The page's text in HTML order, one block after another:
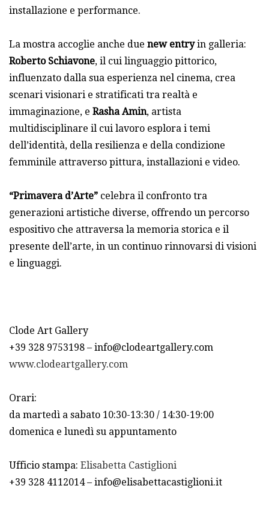
installazione e performance.
La mostra accoglie anche due new entryin galleria:
Roberto Schiavone, il cui linguaggio pittorico,
influenzato dalla sua esperienza nel cinema, crea
scenari visionari e stratificati tra realtà e
immaginazione, e Rasha Amin, artista
multidisciplinare il cui lavoro esplora i temi
dell’identità, della resilienza e della condizione
femminile attraverso pittura, installazioni e video.
“Primavera d’Arte” celebra il confronto tra
generazioni artistiche diverse, offrendo un percorso
espositivo che attraversa la memoria storica e il
presente dell’arte, in un continuo rinnovarsi di visioni
e linguaggi.
Clode Art Gallery
+39 328 9753198 – info@clodeartgallery.com
www.clodeartgallery.com
Orari:
da martedì a sabato 10:30-13:30 / 14:30-19:00
domenica e lunedì su appuntamento
Ufficio stampa: Elisabetta Castiglioni
+39 328 4112014 – info@elisabettacastiglioni.it